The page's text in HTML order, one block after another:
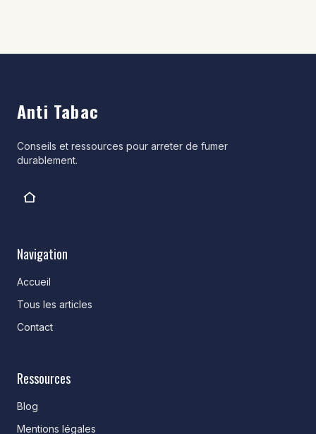
Anti Tabac
Conseils et ressources pour arreter de fumer
durablement.
Navigation
Accueil
Tous les articles
Contact
Ressources
Blog
Mentions légales